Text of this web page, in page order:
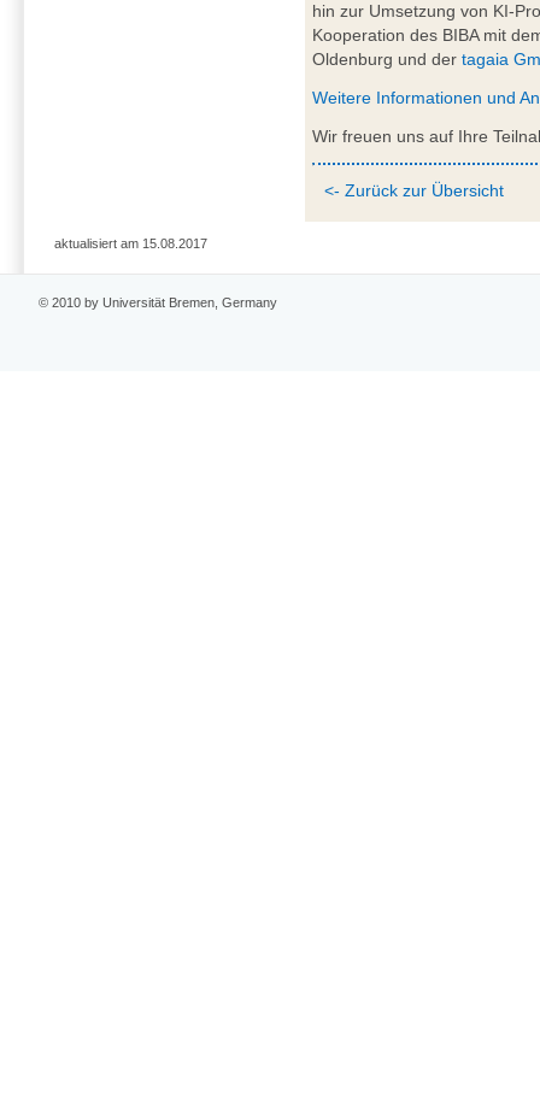
hin zur Umsetzung von KI-
Kooperation des BIBA mit
Oldenburg und dertagaia
Weitere Informationen und
Wir freuen uns auf Ihre
<- Zurück zur Übersicht
aktualisiert am 15.08.2017
© 2010 by Universität Bremen, Germany